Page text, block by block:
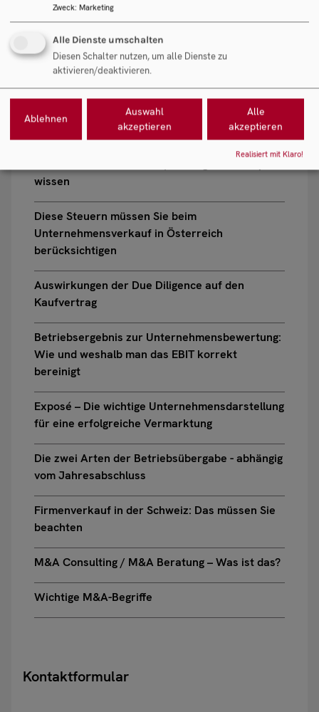
LoI / Letter of Intent: Alles Wissenswerte zur
Absichtserklärung
Diskretion beim Unternehmensverkauf
Sich nicht durch Deal Breaker vom Verkauf
abbringen lassen
wissen
Diese Steuern müssen Sie beim
Unternehmensverkauf in Österreich
berücksichtigen
Auswirkungen der Due Diligence auf den
Kaufvertrag
Betriebsergebnis zur Unternehmensbewertung:
Wie und weshalb man das EBIT korrekt
bereinigt
Exposé – Die wichtige Unternehmensdarstellung
für eine erfolgreiche Vermarktung
Die zwei Arten der Betriebsübergabe - abhängig
vom Jahresabschluss
Firmenverkauf in der Schweiz: Das müssen Sie
beachten
M&A Consulting / M&A Beratung – Was ist das?
Wichtige M&A-Begriffe
Kontaktformular
Zweck: Marketing
Alle Dienste umschalten
Diesen Schalter nutzen, um alle Dienste zu
aktivieren/deaktivieren.
Ablehnen
Auswahl
akzeptieren
Alle
akzeptieren
Realisiert mit Klaro!